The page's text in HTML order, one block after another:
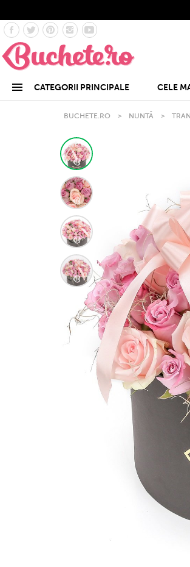
CATEGORII PRINCIPALE CELE
BUCHETE.RO > NUNTĂ >